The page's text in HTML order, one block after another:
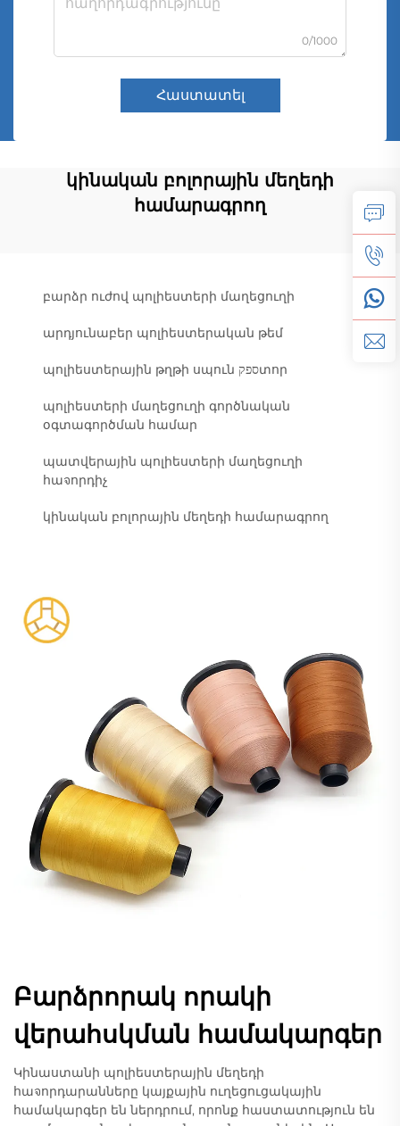
0/1000
Հաստատել
կինական բոլորային մեղեդի
համարագրող
բարձր ուժով պոլիեստերի մաղեցուղի
արդյունաբեր պոլիեստերական թեմ
պոլիեստերային թղթի սպուն ספקտոր
պոլիեստերի մաղեցուղի գործնական
օգտագործման համար
պատվերային պոլիեստերի մաղեցուղի
հաจորդիչ
կինական բոլորային մեղեդի համարագրող
Բարձրորակ որակի
վերահսկման համակարգեր
Կինաստանի պոլիեստերային մեղեդի
հաจորդարանները կայքային ուղեցուցակային
համակարգեր են ներդրում, որոնք հաստատություն են